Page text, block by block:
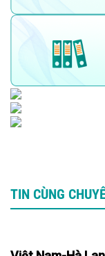
TIN CÙNG